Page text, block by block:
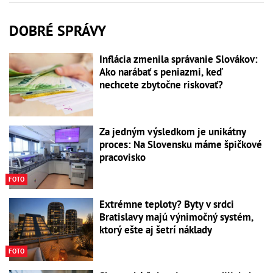
DOBRÉ SPRÁVY
Inflácia zmenila správanie Slovákov:
Ako narábať s peniazmi, keď
nechcete zbytočne riskovať?
FOTO
Za jedným výsledkom je unikátny
proces: Na Slovensku máme špičkové
pracovisko
FOTO
Extrémne teploty? Byty v srdci
Bratislavy majú výnimočný systém,
ktorý ešte aj šetrí náklady